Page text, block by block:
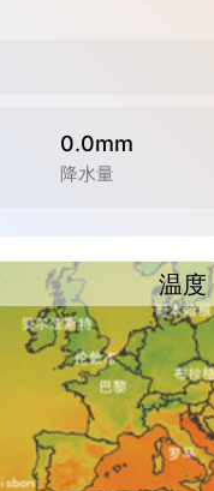
0.0mm
降水量
温度